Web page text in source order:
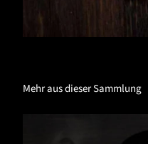
Mehr aus dieser Sammlung